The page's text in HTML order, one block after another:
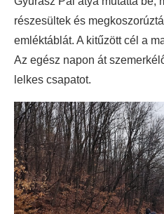
részesültek és
emléktáblát. A kitűzött cél a
Az egész napon át
lelkes csapatot.